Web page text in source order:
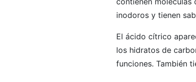
inodoros y tienen
El ácido cítrico
los hidratos de
funciones. También